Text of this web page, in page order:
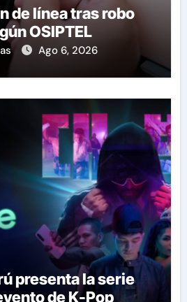
de línea tras robo
OSIPTEL
Ago 6, 2026
presenta la serie
de K-Pop